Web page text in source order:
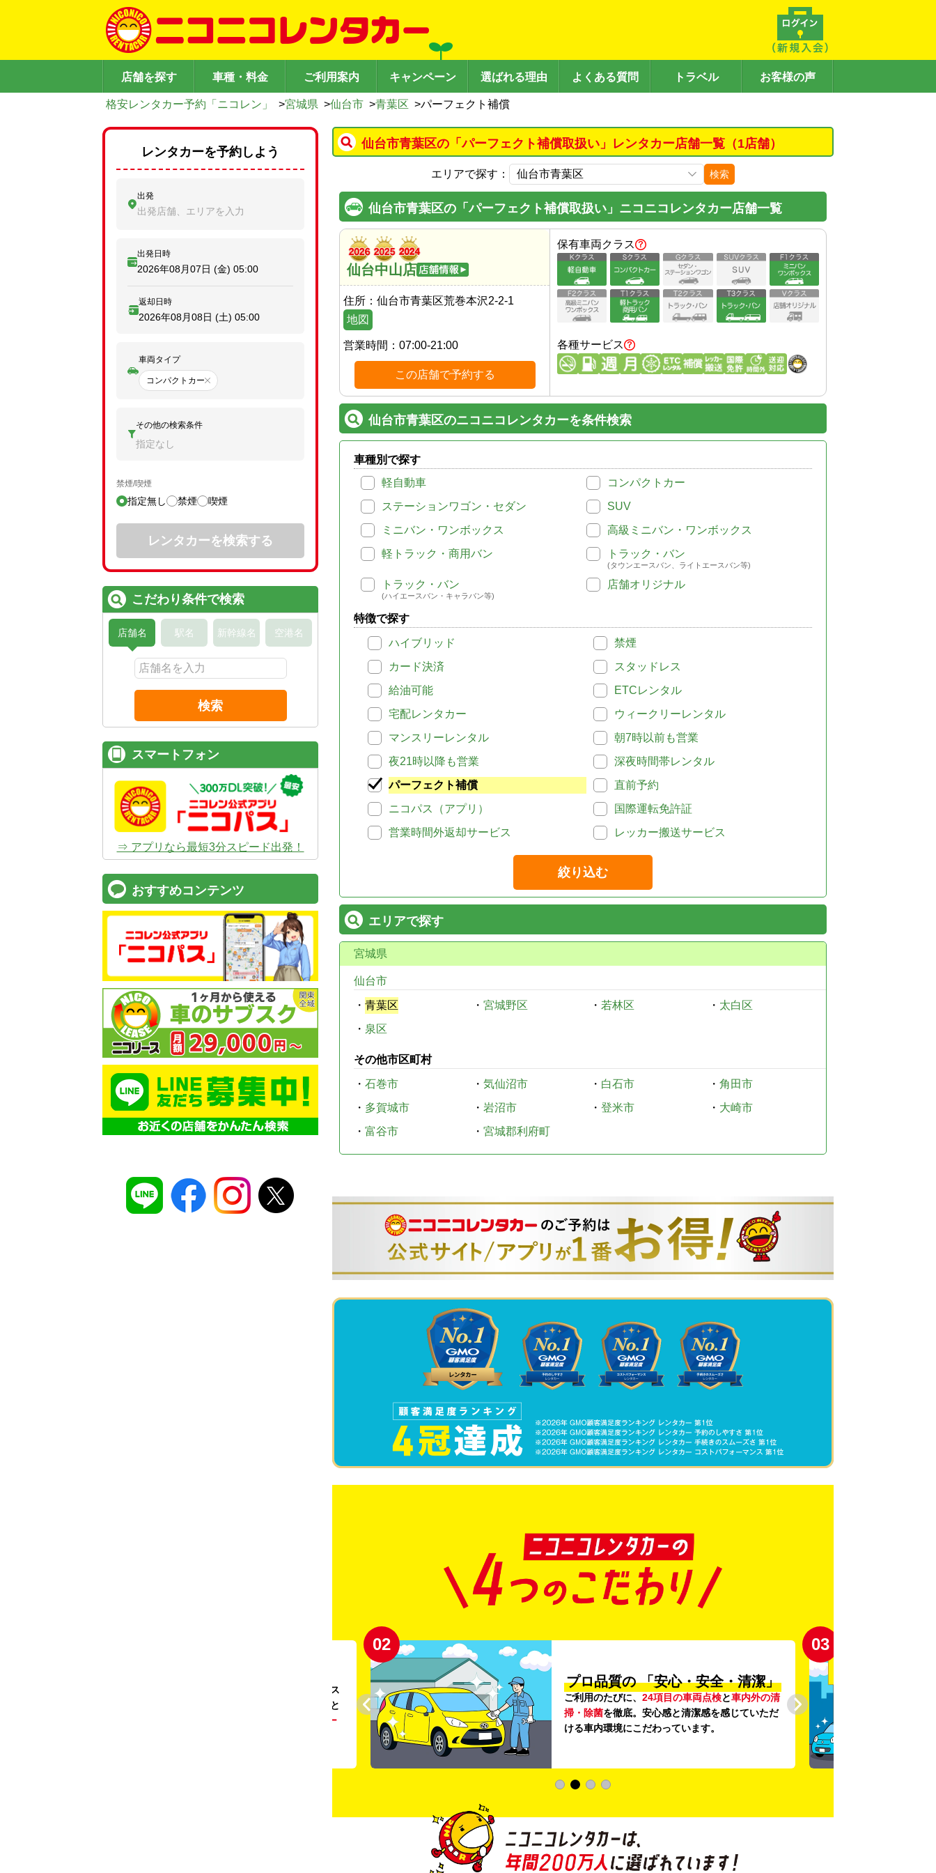
店舗を探す 車種・料金 ご利用案内 キャンペーン 選ばれる理由 よくある質問 トラベル お客様の声
格安レンタカー予約「ニコレン」 >宮城県 >仙台市 >青葉区 >パーフェクト補償
仙台市青葉区の「パーフェクト補償取扱い」レンタカー店舗一覧（1店舗）
エリアで探す： 検索
仙台市青葉区の「パーフェクト補償取扱い」ニコニコレンタカー店舗一覧
仙台中山店
住所： 仙台市青葉区荒巻本沢2-2-1
地図
営業時間： 07:00-21:00
この店舗で予約する
保有車両クラス
各種サービス
仙台市青葉区のニコニコレンタカーを条件検索
車種別で探す
軽自動車
コンパクトカー
ステーションワゴン・セダン
SUV
ミニバン・ワンボックス
高級ミニバン・ワンボックス
軽トラック・商用バン
トラック・バン
(タウンエースバン、ライトエースバン等)
トラック・バン
(ハイエースバン・キャラバン等)
店舗オリジナル
特徴で探す
ハイブリッド
禁煙
カード決済
スタッドレス
給油可能
ETCレンタル
宅配レンタカー
ウィークリーレンタル
マンスリーレンタル
朝7時以前も営業
夜21時以降も営業
深夜時間帯レンタル
パーフェクト補償
直前予約
ニコパス（アプリ）
国際運転免許証
営業時間外返却サービス
レッカー搬送サービス
絞り込む
エリアで探す
宮城県
仙台市
・ 青葉区 ・ 宮城野区 ・ 若林区 ・ 太白区
・ 泉区
その他市区町村
・ 石巻市 ・ 気仙沼市 ・ 白石市 ・ 角田市
・ 多賀城市 ・ 岩沼市 ・ 登米市 ・ 大崎市
・ 富谷市 ・ 宮城郡利府町
。ガソリンス
タンドや整備工場の既存インフラを活用すること
リー
02
プロ品質の 「安心・安全・清潔」
ご利用のたびに、 24項目の車両点検と車内外の清
掃・除菌を徹底。安心感と清潔感を感じていただ
ける車内環境にこだわっています。
03
レンタカーを予約しよう
出発
出発店舗、エリアを入力
出発日時
2026年08月07日 (金) 05:00
返却日時
2026年08月08日 (土) 05:00
車両タイプ
コンパクトカー
その他の検索条件
指定なし
禁煙/喫煙
指定無し 禁煙 喫煙
レンタカーを検索する
こだわり条件で検索
店舗名 駅名 新幹線名 空港名
検索
スマートフォン
⇒ アプリなら最短3分スピード出発！
おすすめコンテンツ